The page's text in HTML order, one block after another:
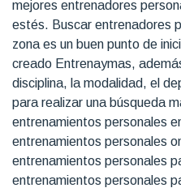
mejores entrenadores
estés. Buscar entrenadores
zona es un buen punto de
creado Entrenaymas,
disciplina, la modalidad, el
para realizar una búsqueda
entrenamientos personales
entrenamientos personales
entrenamientos personales
entrenamientos personales